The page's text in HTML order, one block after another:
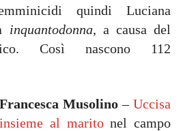
quindi Luciana
inquantodonna, a causa del
Così nascono 112
Francesca Musolino – Uccisa
insieme al maritonel campo